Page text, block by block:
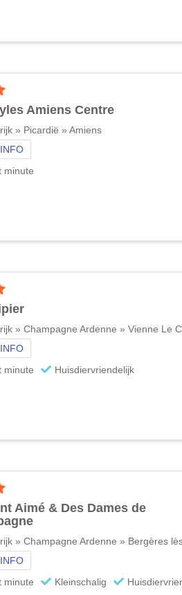
Amiens Centre
» Picardië » Amiens
minute
» Champagne Ardenne » Vienne Le
minute
Huisdiervriendelijk
Aimé & Des Dames de
» Champagne Ardenne » Bergères
minute
Kleinschalig